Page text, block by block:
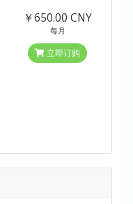
￥650.00 CNY
每月
立即订购